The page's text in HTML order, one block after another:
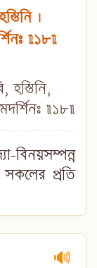
।
॥১৮॥
হস্তিনি,
॥১৮॥
বিনয়সম্পন্ন
সকলের প্রতি
🔊